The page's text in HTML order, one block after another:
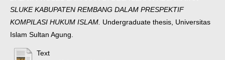
SLUKE KABUPATEN REMBANG DALAM PRESPEKTIF
KOMPILASI HUKUM ISLAM. Undergraduate thesis, Universitas
Islam Sultan Agung.
Text